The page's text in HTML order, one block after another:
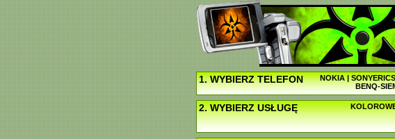
1. WYBIERZ TELEFON NOKIA|
BENQ-
2. WYBIERZ USŁUGĘ